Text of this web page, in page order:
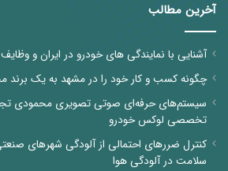
آخرین مطالب
آشنایی با نمایندگی های خودرو در ایران و وظایف
چگونه کسب و کار خود را در مشهد به یک برند
سیستم‌های حرفه‌ای صوتی تصویری محمودی
تخصصی لوکس خودرو
کنترل ضررهای احتمالی از آلودگی شهرهای
سلامت در آلودگی هوا